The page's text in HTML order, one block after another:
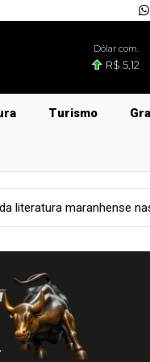
Dólar com.
R$ 5,12
Turismo
Mundo A